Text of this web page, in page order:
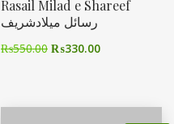
Rasail Milad e Shareef
رسائل میلادشریف
₨550.00 ₨330.00